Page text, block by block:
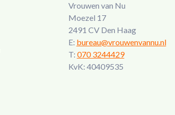
Vrouwen van Nu
Moezel 17
2491 CV Den Haag
E: bureau@vrouwenvannu.nl
T: 070 3244429
KvK: 40409535